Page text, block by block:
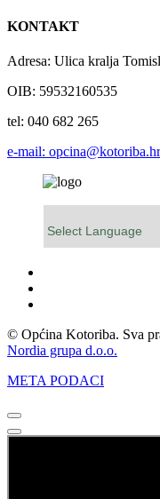
KONTAKT
Adresa: Ulica kralja
OIB: 59532160535
tel: 040 682 265
e-mail: opcina@kotoriba.hr
© Općina Kotoriba. Sva
Nordia grupa d.o.o.
META PODACI